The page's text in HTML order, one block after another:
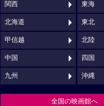
関西 東海
北海道 東北
甲信越 北陸
中国 四国
九州 沖縄
全国の映画館へ